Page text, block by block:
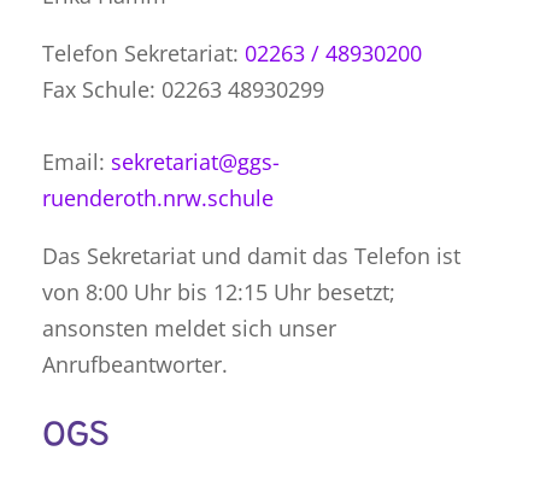
Telefon Sekretariat: 02263 / 48930200
Fax Schule: 02263 48930299
Email: sekretariat@ggs-
ruenderoth.nrw.schule
Das Sekretariat und damit das Telefon ist
von 8:00 Uhr bis 12:15 Uhr besetzt;
ansonsten meldet sich unser
Anrufbeantworter.
OGS